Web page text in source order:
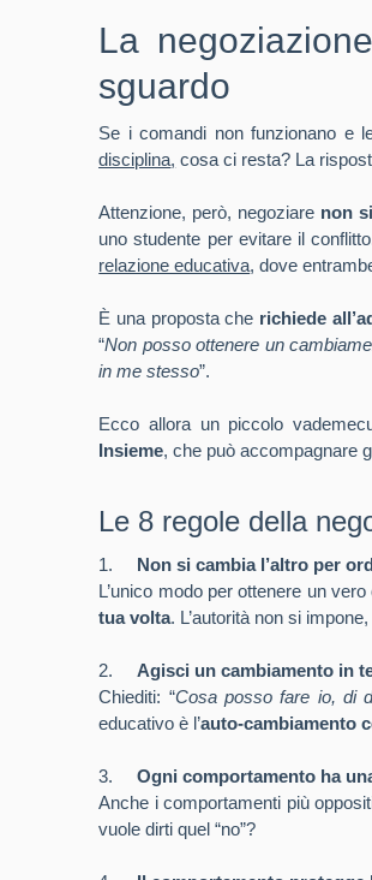
La
sguardo
Se i comandi non funzionano e
disciplina, cosa ci resta? La
Attenzione, però, negoziare non
uno studente per evitare il
relazione educativa, dove
È una proposta che richiede
“Non posso ottenere un
in me stesso”.
Ecco allora un piccolo
Insieme, che può accompagnare
Le 8 regole della
1. Non si cambia l’altro per
L’unico modo per ottenere un
tua volta. L’autorità non si
2.Agisci un cambiamento in
Chiediti: “Cosa posso fare io, di
educativo è l’auto-cambiamento
3.Ogni comportamento ha
Anche i comportamenti più
vuole dirti quel “no”?